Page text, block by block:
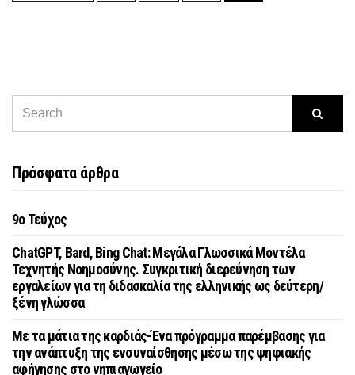
Πρόσφατα άρθρα
9o Τεύχος
ChatGPT, Bard, Bing Chat: Μεγάλα Γλωσσικά Μοντέλα
Τεχνητής Νοημοσύνης. Συγκριτική διερεύνηση των
εργαλείων για τη διδασκαλία της ελληνικής ως δεύτερη/
ξένη γλώσσα
Με τα μάτια της καρδιάς-Ένα πρόγραμμα παρέμβασης για
την ανάπτυξη της ενσυναίσθησης μέσω της ψηφιακής
αφήγησης στο νηπιαγωγείο